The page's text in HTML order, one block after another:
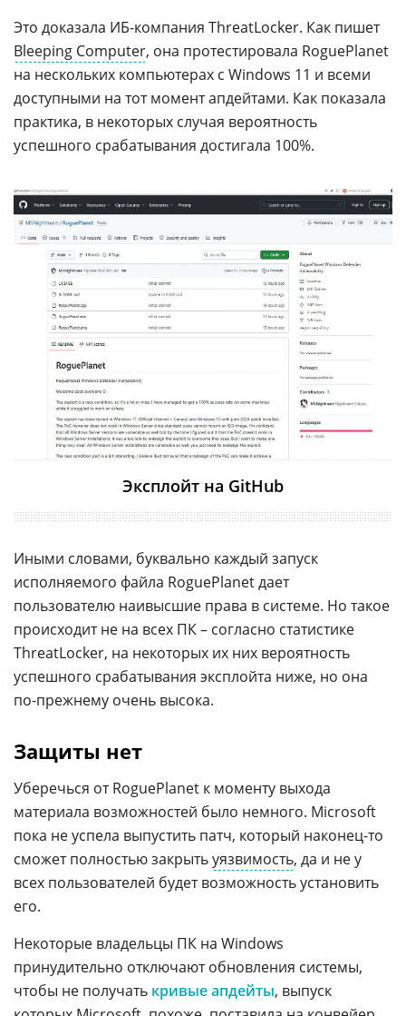
Это доказала ИБ-компания ThreatLocker. Как пишет
Bleeping Computer, она протестировала RoguePlanet
на нескольких компьютерах с Windows 11 и всеми
доступными на тот момент апдейтами. Как показала
практика, в некоторых случая вероятность
успешного срабатывания достигала 100%.
Эксплойт на GitHub
Иными словами, буквально каждый запуск
исполняемого файла RoguePlanet дает
пользователю наивысшие права в системе. Но такое
происходит не на всех ПК – согласно статистике
ThreatLocker, на некоторых их них вероятность
успешного срабатывания эксплойта ниже, но она
по-прежнему очень высока.
Защиты нет
Уберечься от RoguePlanet к моменту выхода
материала возможностей было немного. Microsoft
пока не успела выпустить патч, который наконец-то
сможет полностью закрытьуязвимость, да и не у
всех пользователей будет возможность установить
его.
Некоторые владельцы ПК на Windows
принудительно отключают обновления системы,
чтобы не получать кривые апдейты, выпуск